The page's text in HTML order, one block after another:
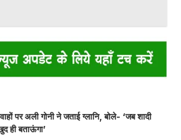
पर अली गोनी ने जताई ग्लानि, बोले- ‘जब शादी
ही बताऊंगा’